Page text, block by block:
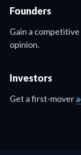
Founders
Gain a
opinion.
Investors
Get a first-mover